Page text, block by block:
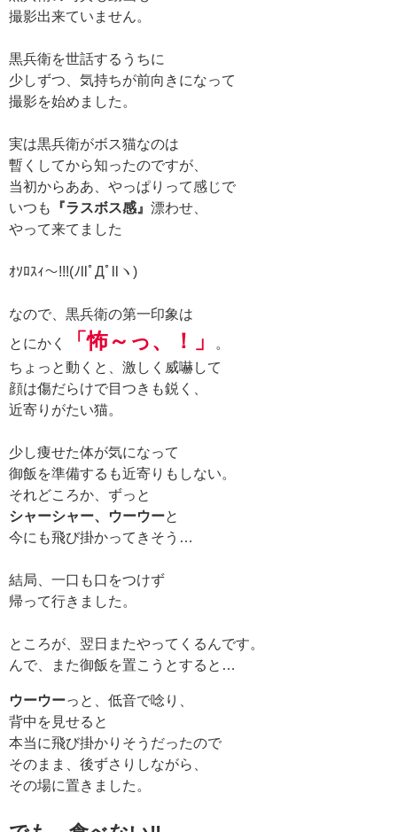
撮影出来ていません。
黒兵衛を世話するうちに
少しずつ、気持ちが前向きになって
撮影を始めました。
実は黒兵衛がボス猫なのは
暫くしてから知ったのですが、
当初からああ、やっぱりって感じで
いつも
『ラスボス感』 漂わせ、
やって来てました
ｵｿﾛｽｨ～!!!(ﾉllﾟДﾟllヽ)
なので、黒兵衛の第一印象は
とにかく
「怖～っ、！」
。
ちょっと動くと、激しく威嚇して
顔は傷だらけで目つきも鋭く、
近寄りがたい猫。
少し痩せた体が気になって
御飯を準備するも近寄りもしない。
それどころか、ずっと
シャーシャー、ウーウーと
今にも飛び掛かってきそう…
結局、一口も口をつけず
帰って行きました。
ところが、翌日またやってくるんです。
んで、また御飯を置こうとすると…
ウーウーっと、低音で唸り、
背中を見せると
本当に飛び掛かりそうだったので
そのまま、後ずさりしながら、
その場に置きました。